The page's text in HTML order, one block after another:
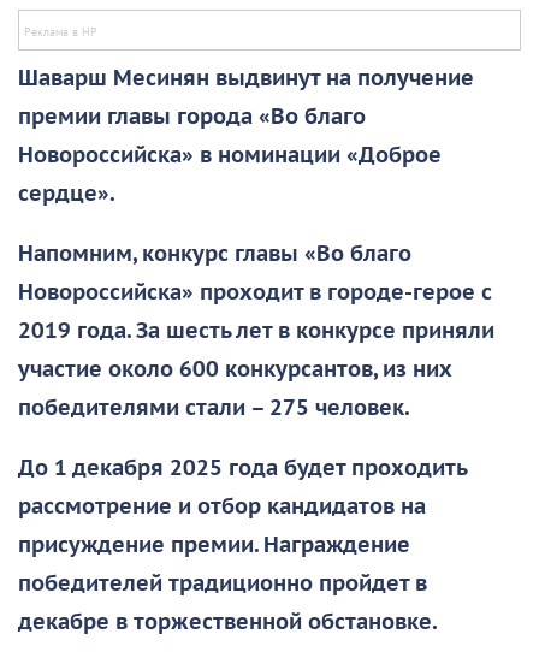
Шаварш Месинян выдвинут на получение
премии главы города «Во благо
Новороссийска» в номинации «Доброе
сердце».
Напомним, конкурс главы «Во благо
Новороссийска» проходит в городе-герое с
2019 года. За шесть лет в конкурсе приняли
участие около 600 конкурсантов, из них
победителями стали – 275 человек.
До 1 декабря 2025 года будет проходить
рассмотрение и отбор кандидатов на
присуждение премии. Награждение
победителей традиционно пройдет в
декабре в торжественной обстановке.